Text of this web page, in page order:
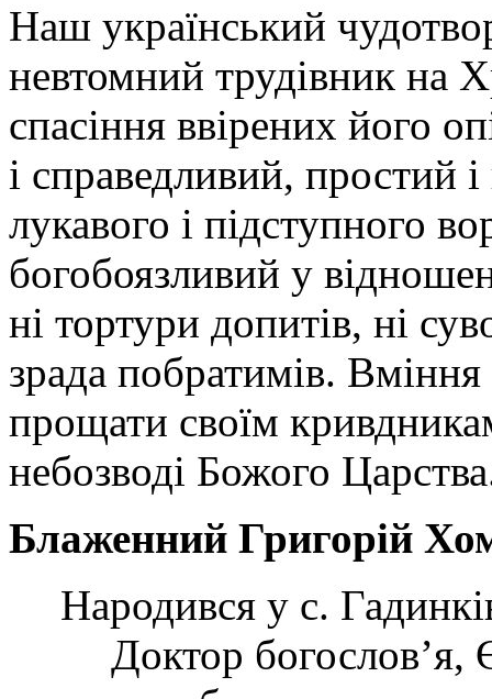
Наш український
невтомний трудівник на
спасіння ввірених його
і справедливий, простий
лукавого і підступного
богобоязливий у
ні тортури допитів, ні
зрада побратимів.
прощати своїм
небозводі Божого
Блаженний Григорій
Народився у с.
Доктор богослов’я,